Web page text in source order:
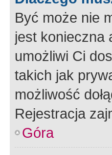
Być może nie
jest konieczna
umożliwi Ci
takich jak
możliwość
Rejestracja
Góra